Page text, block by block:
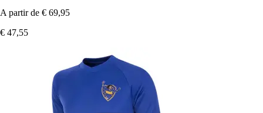
A partir de € 69,95
€ 47,55